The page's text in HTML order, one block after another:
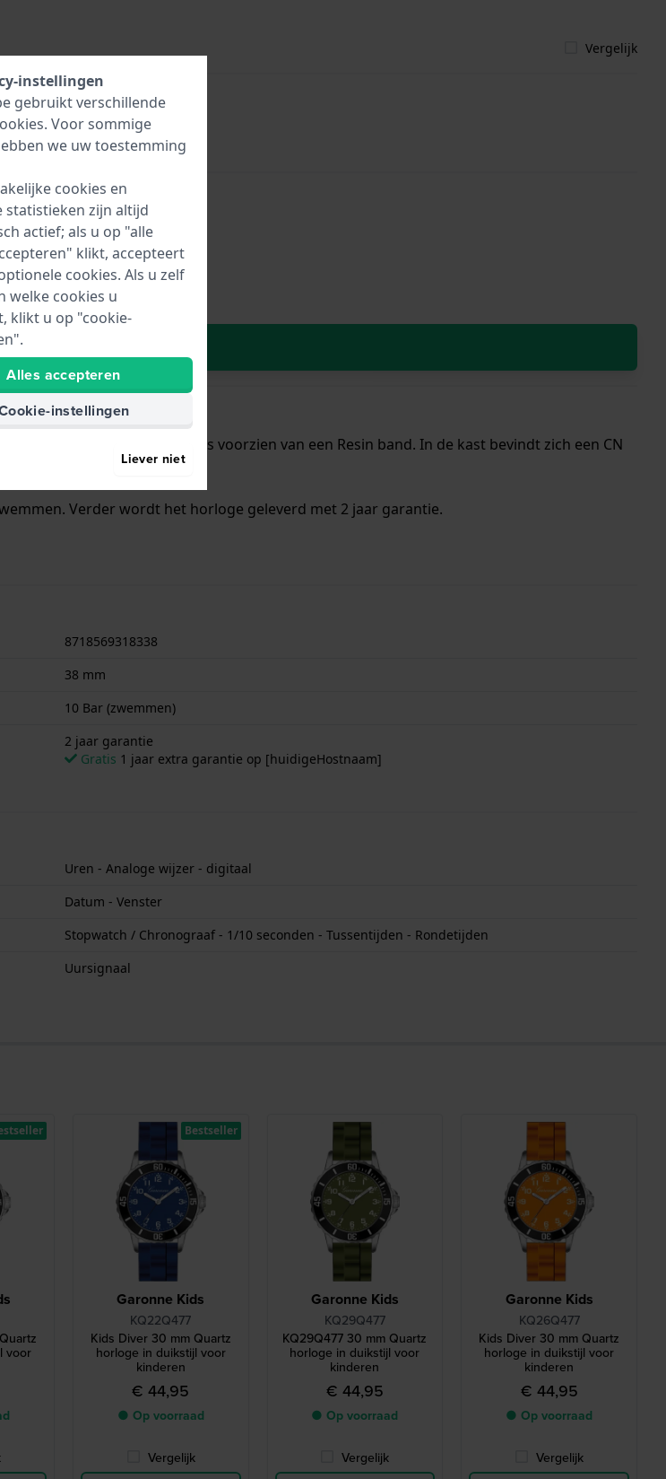
Vergelijk
diameter van 38 mm en is voorzien van een Resin band. In de kast bevindt zich een CN
Verder wordt het horloge geleverd met 2 jaar garantie.
8718569318338
38 mm
10 Bar (zwemmen)
2 jaar garantie
Gratis 1 jaar extra garantie op [huidigeHostnaam]
Uren - Analoge wijzer - digitaal
Datum - Venster
Stopwatch / Chronograaf - 1/10 seconden - Tussentijden - Rondetijden
Uursignaal
voor
Garonne Kids
KQ22Q477
Kids Diver 30 mm Quartz
horloge in duikstijl voor
kinderen
€ 44,95
● Op voorraad
Vergelijk
Bestseller
Garonne Kids
KQ29Q477
KQ29Q477 30 mm Quartz
horloge in duikstijl voor
kinderen
€ 44,95
● Op voorraad
Vergelijk
Garonne Kids
KQ26Q477
Kids Diver 30 mm Quartz
horloge in duikstijl voor
kinderen
€ 44,95
● Op voorraad
Vergelijk
instellingen
gebruikt verschillende
. Voor sommige
we uw toestemming
cookies en
statistieken zijn altijd
actief; als u op "alle
klikt, accepteert
cookies. Als u zelf
welke cookies u
klikt u op "cookie-
Alles accepteren
instellingen
Liever niet